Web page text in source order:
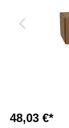
48,03 €*